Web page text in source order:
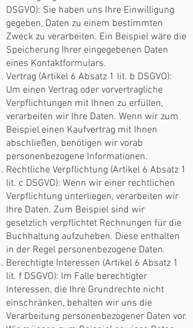
DSGVO): Sie haben uns Ihre Einwilligung
gegeben, Daten zu einem bestimmten
Zweck zu verarbeiten. Ein Beispiel wäre die
Speicherung Ihrer eingegebenen Daten
eines Kontaktformulars.
Vertrag (Artikel 6 Absatz 1 lit. b DSGVO):
Um einen Vertrag oder vorvertragliche
Verpflichtungen mit Ihnen zu erfüllen,
verarbeiten wir Ihre Daten. Wenn wir zum
Beispiel einen Kaufvertrag mit Ihnen
abschließen, benötigen wir vorab
personenbezogene Informationen.
Rechtliche Verpflichtung (Artikel 6 Absatz 1
lit. c DSGVO): Wenn wir einer rechtlichen
Verpflichtung unterliegen, verarbeiten wir
Ihre Daten. Zum Beispiel sind wir
gesetzlich verpflichtet Rechnungen für die
Buchhaltung aufzuheben. Diese enthalten
in der Regel personenbezogene Daten.
Berechtigte Interessen (Artikel 6 Absatz 1
lit. f DSGVO): Im Falle berechtigter
Interessen, die Ihre Grundrechte nicht
einschränken, behalten wir uns die
Verarbeitung personenbezogener Daten vor.